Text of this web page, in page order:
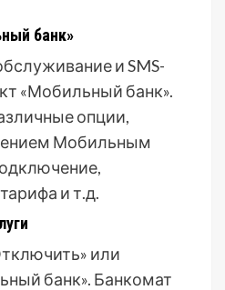
банк»
и SMS-
«Мобильный банк».
опции,
Мобильным
и т.д.
или
банк». Банкомат